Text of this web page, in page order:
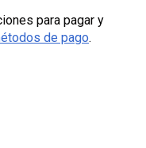
para pagar y
de pago.